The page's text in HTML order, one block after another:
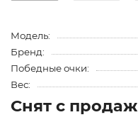
Модель:
Бренд:
Победные очки:
Вес:
Снят с продаж